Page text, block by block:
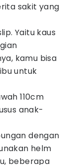
sakit yang
Yaitu kaus
kamu bisa
untuk
110cm
anak-
dengan
helm
beberapa